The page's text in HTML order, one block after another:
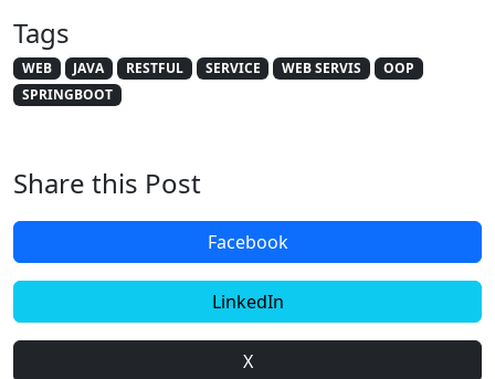
Tags
WEB JAVA RESTFUL SERVICE WEB SERVIS
OOP
SPRINGBOOT
Share this Post
Facebook
LinkedIn
X